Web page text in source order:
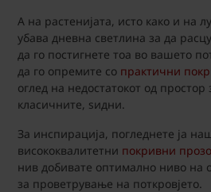
А на растенијата, исто како и на
убава дневна светлина за да
да го постигнете тоа во вашето
да го опремите со практични
оглед на недостатокот од
класичните, ѕидни.
За инспирација, погледнете ја
висококвалитетни покривни
нив добивате оптимално ниво на
за проветрување на поткровјето.